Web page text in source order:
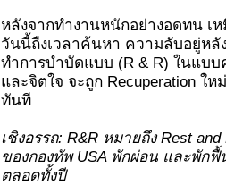
หลังจากทำงานหนักอย่างอดทน เ
วันนี้ถืงเวลาค้นหา ความลับอยู่หลั
ทำการบำบัดแบบ (R & R) ในแบ
และจิตใจ จะถูก Recuperation
ทันที
เชิงอรรถ: R&R หมายถึง Rest
ของกองทัพ USA พักผ่อน และพัก
ตลอดทั้งปี